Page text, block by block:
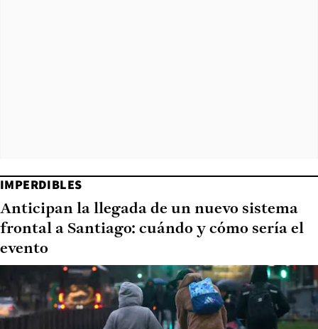
IMPERDIBLES
Anticipan la llegada de un nuevo sistema
frontal a Santiago: cuándo y cómo sería el
evento